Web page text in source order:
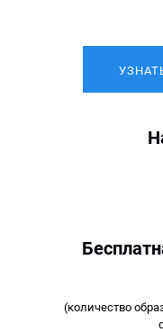
(количество